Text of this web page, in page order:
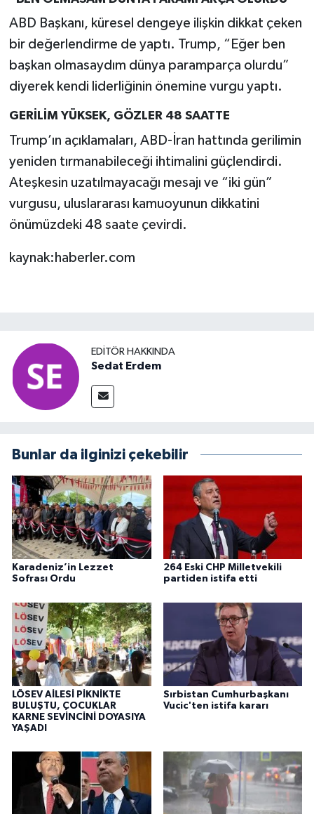
ABD Başkanı, küresel dengeye ilişkin dikkat çeken
bir değerlendirme de yaptı. Trump, “Eğer ben
başkan olmasaydım dünya paramparça olurdu”
diyerek kendi liderliğinin önemine vurgu yaptı.
GERİLİM YÜKSEK, GÖZLER 48 SAATTE
Trump’ın açıklamaları, ABD-İran hattında gerilimin
yeniden tırmanabileceği ihtimalini güçlendirdi.
Ateşkesin uzatılmayacağı mesajı ve “iki gün”
vurgusu, uluslararası kamuoyunun dikkatini
önümüzdeki 48 saate çevirdi.
kaynak:haberler.com
EDITÖR HAKKINDA
Sedat Erdem
Bunlar da ilginizi çekebilir
Karadeniz’in Lezzet
Sofrası Ordu
264 Eski CHP Milletvekili
partiden istifa etti
LÖSEV AİLESİ PİKNİKTE
BULUŞTU, ÇOCUKLAR
KARNE SEVİNCİNİ DOYASIYA
YAŞADI
Sırbistan Cumhurbaşkanı
Vucic'ten istifa kararı